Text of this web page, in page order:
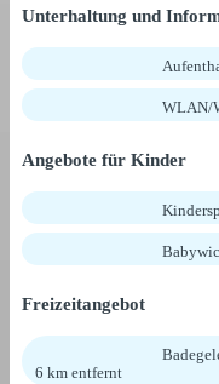
Unterhaltung und
WLAN/
Angebote für Kinder
Freizeitangebot
6 km entfernt